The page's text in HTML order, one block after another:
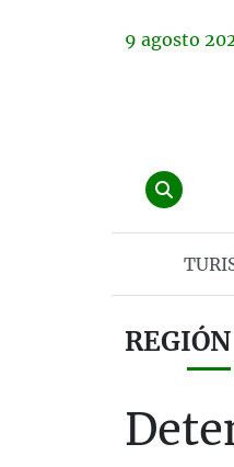
9 agosto
REGIÓN